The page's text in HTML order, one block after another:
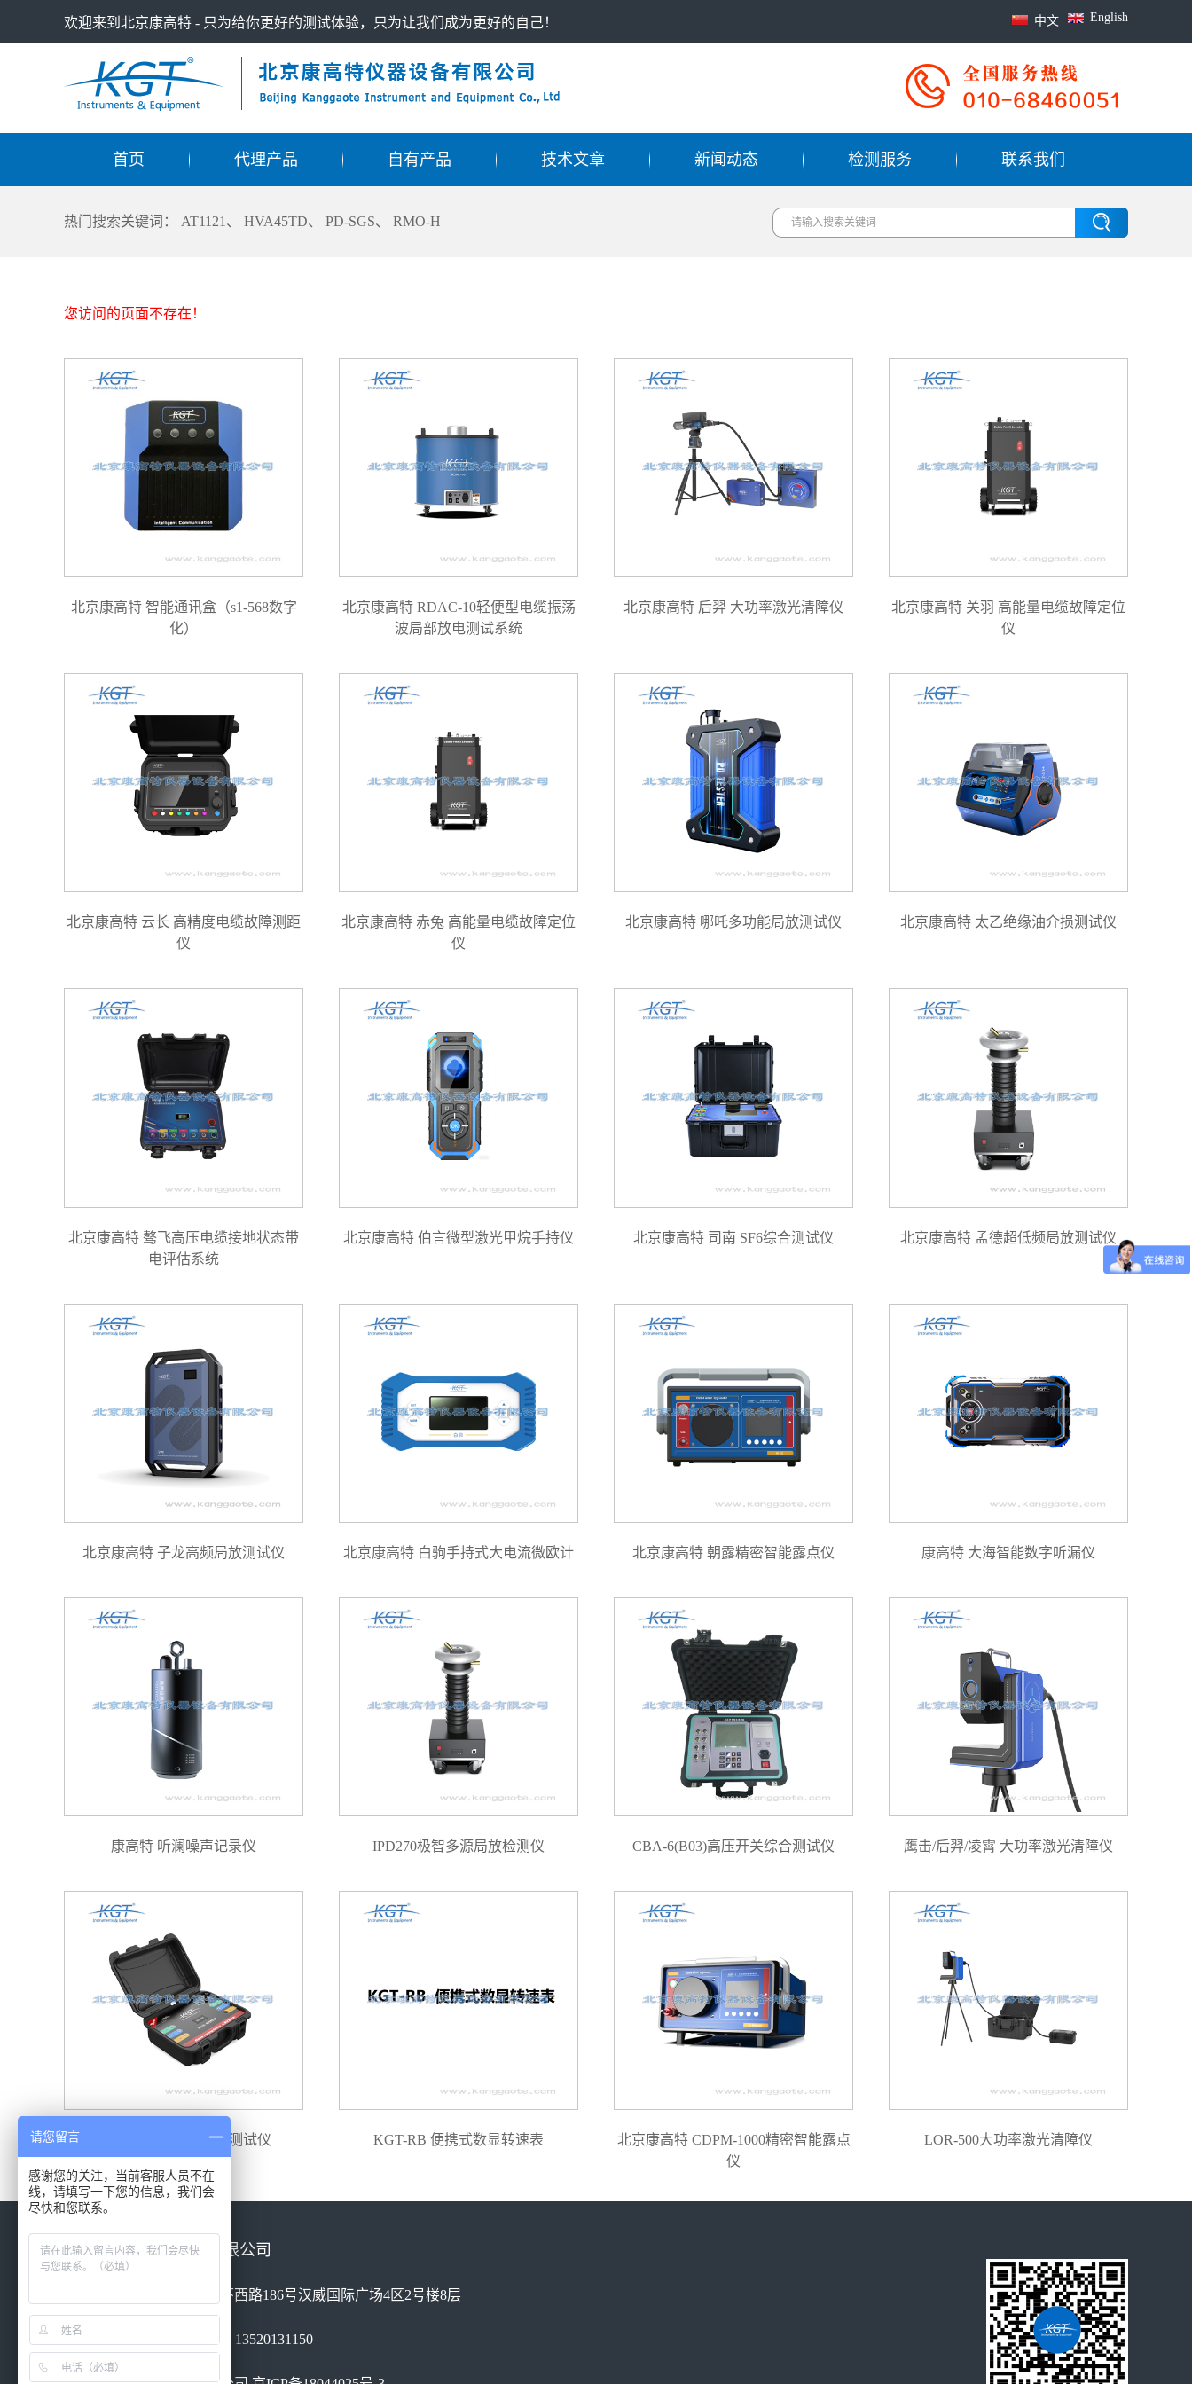
欢迎来到北京康高特 - 只为给你更好的测试体验，只为让我们成为更好的自己！ English
中文
首页 代理产品 自有产品 技术文章 新闻动态 检测服务 联系我们
热门搜索关键词： AT1121 、 HVA45TD、 PD-SGS、 RMO-H
您访问的页面不存在！
北京康高特 智能通讯盒（s1-568数字
化）
北京康高特 RDAC-10轻便型电缆振荡
波局部放电测试系统
北京康高特 后羿 大功率激光清障仪
北京康高特 关羽 高能量电缆故障定位
仪
北京康高特 云长 高精度电缆故障测距
仪
北京康高特 赤兔 高能量电缆故障定位
仪
北京康高特 哪吒多功能局放测试仪 北京康高特 太乙绝缘油介损测试仪
北京康高特 骜飞高压电缆接地状态带
电评估系统
北京康高特 伯言微型激光甲烷手持仪 北京康高特 司南 SF6综合测试仪 北京康高特 孟德超低频局放测试仪
北京康高特 子龙高频局放测试仪 北京康高特 白驹手持式大电流微欧计 北京康高特 朝露精密智能露点仪 康高特 大海智能数字听漏仪
康高特 听澜噪声记录仪 IPD270极智多源局放检测仪 CBA-6(B03)高压开关综合测试仪 鹰击/后羿/凌霄 大功率激光清障仪
RPD-H 高频电缆局放测试仪 KGT-RB 便携式数显转速表
北京康高特 CDPM-1000精密智能露点
仪
LOR-500大功率激光清障仪
北京康高特仪器设备有限公司
地址：北京市丰台区南四环西路186号汉威国际广场4区2号楼8层
电话：010-68460051 手机：13520131150
请您留言
感谢您的关注，当前客服人员不在
线，请填写一下您的信息，我们会
尽快和您联系。